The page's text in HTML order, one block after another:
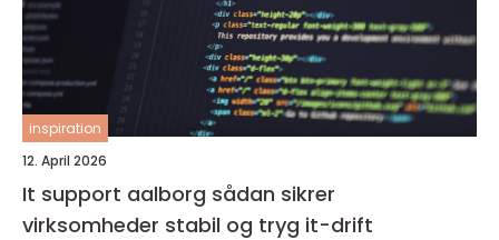
inspiration
12. April 2026
It support aalborg sådan sikrer
virksomheder stabil og tryg it-drift